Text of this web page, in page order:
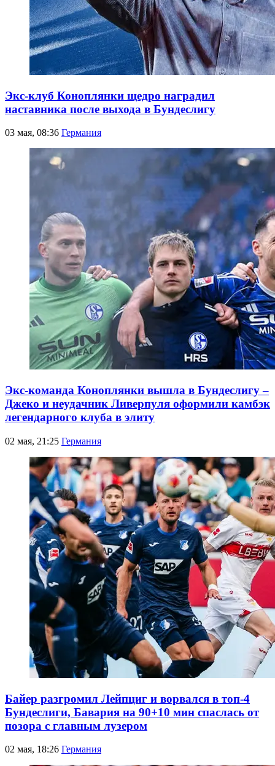
Экс-клуб Коноплянки щедро наградил
наставника после выхода в Бундеслигу
03 мая, 08:36 Германия
Экс-команда Коноплянки вышла в Бундеслигу –
Джеко и неудачник Ливерпуля оформили камбэк
легендарного клуба в элиту
02 мая, 21:25 Германия
Байер разгромил Лейпциг и ворвался в топ-4
Бундеслиги, Бавария на 90+10 мин спаслась от
позора с главным лузером
02 мая, 18:26 Германия